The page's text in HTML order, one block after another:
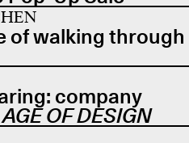
of walking through
company
AGE OF DESIGN